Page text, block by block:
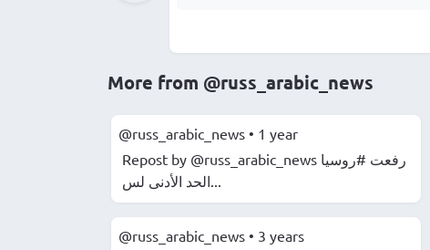
More from @russ_arabic_news
@russ_arabic_news • 1 year
Repost by @russ_arabic_news رفعت #روسيا
@russ_arabic_news • 3 years